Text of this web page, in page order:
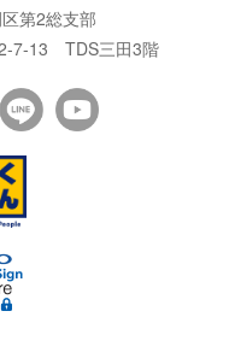
第2総支部
7-13 TDS三田3階